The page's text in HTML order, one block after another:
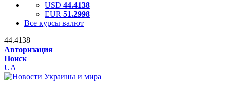
USD 44.4138
EUR 51.2998
Все курсы валют
44.4138
Авторизация
Поиск
UA